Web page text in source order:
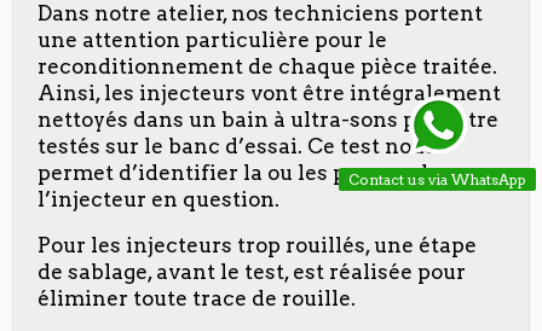
Dans notre atelier, nos techniciens portent
une attention particulière pour le
reconditionnement de chaque pièce traitée.
Ainsi, les injecteurs vont être intégralement
nettoyés dans un bain à ultra-sons pour être
testés sur le banc d’essai. Ce test nous
permet d’identifier la ou les pannes de
l’injecteur en question.
Pour les injecteurs trop rouillés, une étape
de sablage, avant le test, est réalisée pour
éliminer toute trace de rouille.
Contact us via WhatsApp